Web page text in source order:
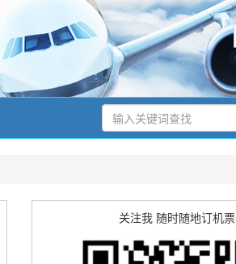
关注我 随时随地订机票